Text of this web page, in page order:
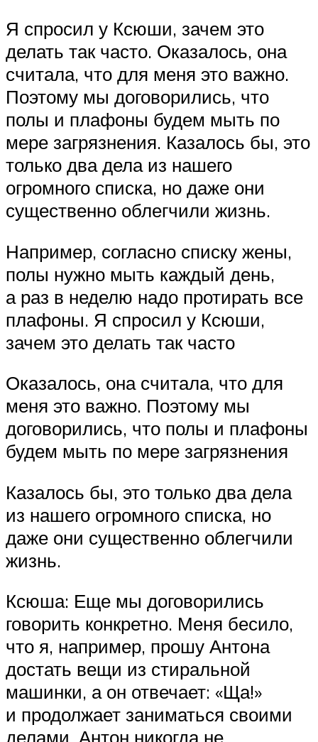
Я спросил у Ксюши, зачем это
делать так часто. Оказалось, она
считала, что для меня это важно.
Поэтому мы договорились, что
полы и плафоны будем мыть по
мере загрязнения. Казалось бы, это
только два дела из нашего
огромного списка, но даже они
существенно облегчили жизнь.
Например, согласно списку жены,
полы нужно мыть каждый день,
а раз в неделю надо протирать все
плафоны. Я спросил у Ксюши,
зачем это делать так часто
Оказалось, она считала, что для
меня это важно. Поэтому мы
договорились, что полы и плафоны
будем мыть по мере загрязнения
Казалось бы, это только два дела
из нашего огромного списка, но
даже они существенно облегчили
жизнь.
Ксюша: Еще мы договорились
говорить конкретно. Меня бесило,
что я, например, прошу Антона
достать вещи из стиральной
машинки, а он отвечает: «Ща!»
и продолжает заниматься своими
делами. Антон никогда не